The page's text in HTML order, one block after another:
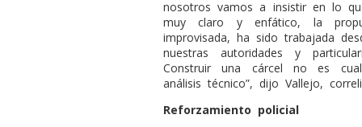
nosotros vamos a insistir en lo
muy claro y enfático, la
improvisada, ha sido trabajada
nuestras autoridades y
Construir una cárcel no es
análisis técnico”, dijo Vallejo,
Reforzamiento policial